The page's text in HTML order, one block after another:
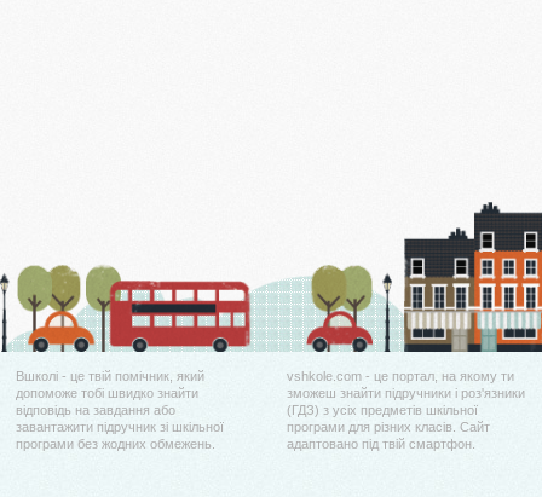
Вшколі - це твій помічник, який
допоможе тобі швидко знайти
відповідь на завдання або
завантажити підручник зі шкільної
програми без жодних обмежень.
vshkole.com - це портал, на якому ти
зможеш знайти підручники і роз'язники
(ГДЗ) з усіх предметів шкільної
програми для різних класів. Сайт
адаптовано під твій смартфон.